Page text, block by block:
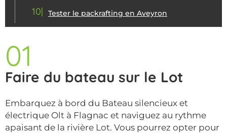
10 Tester le packrafting en Aveyron
01
Faire du bateau sur le Lot
Embarquez à bord du Bateau silencieux et
électrique Olt à Flagnac et naviguez au rythme
apaisant de la rivière Lot. Vous pourrez opter pour